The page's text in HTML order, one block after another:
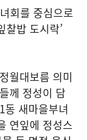
회를 중심으로
찰밥 도시락’
월대보름 의미
께 정성이 담
동 새마을부녀
연잎에 정성스